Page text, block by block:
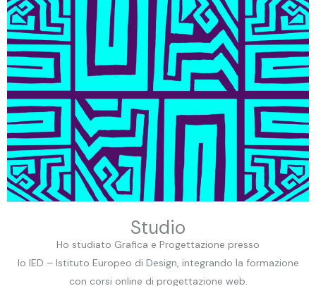
Studio
Ho studiato Grafica e Progettazione presso
lo IED – Istituto Europeo di Design, integrando la formazione
con corsi online di progettazione web.